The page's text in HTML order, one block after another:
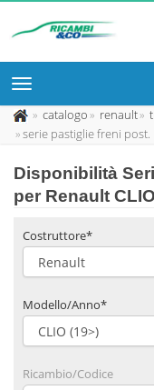
catalogo renault
serie pastiglie freni post.
Disponibilità
per Renault
Costruttore*
Modello/Anno*
Ricambio/Codice